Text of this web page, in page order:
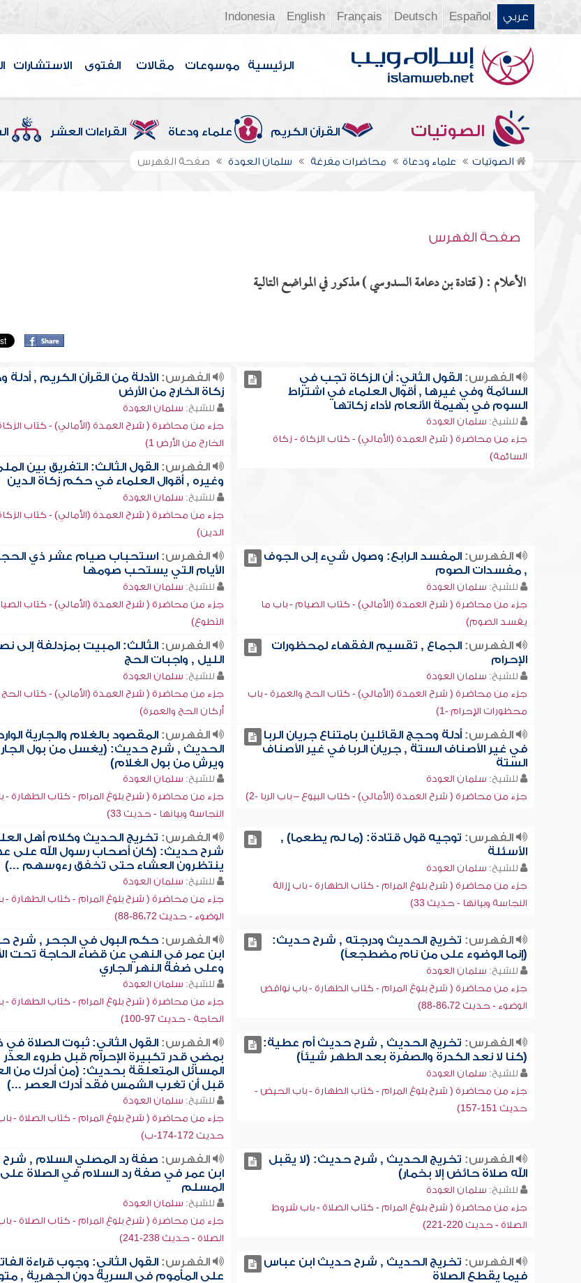
عربي Español
Deutsch
Français
English
Indonesia
الرئيسية موسوعات مقالات الفتوى الاستشارات
الصوتيات القرآن الكريم علماء ودعاة القراءات العشر
الصوتيات علماء ودعاة محاضرات مفرغة سلمان العودة صفحة الفهرس
صفحة الفهرس
الأعلام : ( قتادة بن دعامة السدوسي ) مذكور في المواضع التالية
الفهرس:القول الثاني: أن الزكاة تجب في
السائمة وفي غيرها , أقوال العلماء في اشتراط
السوم في بهيمة الأنعام لأداء زكاتها
للشيخ: سلمان العودة
جزء من محاضرة ( شرح العمدة (الأمالي) - كتاب الزكاة - زكاة
السائمة)
الفهرس: الأدلة من القرآن الكريم ,
زكاة الخارج من الأرض
للشيخ: سلمان العودة
جزء من محاضرة ( شرح العمدة (الأمالي) - كتاب
الخارج من الأرض 1)
الفهرس: القول الثالث: التفريق بين
وغيره , أقوال العلماء في حكم زكاة الدين
للشيخ: سلمان العودة
جزء من محاضرة ( شرح العمدة (الأمالي) - كتاب
الدين)
الفهرس:المفسد الرابع: وصول شيء إلى الجوف
, مفسدات الصوم
للشيخ: سلمان العودة
جزء من محاضرة ( شرح العمدة (الأمالي) - كتاب الصيام - باب ما
يفسد الصوم)
الفهرس: استحباب صيام عشر ذي
الأيام التي يستحب صومها
للشيخ: سلمان العودة
جزء من محاضرة ( شرح العمدة (الأمالي) - كتاب
التطوع)
الفهرس:الجماع , تقسيم الفقهاء لمحظورات
الإحرام
للشيخ: سلمان العودة
جزء من محاضرة ( شرح العمدة (الأمالي) - كتاب الحج والعمرة - باب
محظورات الإحرام -1)
الفهرس: الثالث: المبيت بمزدلفة إلى
الليل , واجبات الحج
للشيخ: سلمان العودة
جزء من محاضرة ( شرح العمدة (الأمالي) - كتاب الحج
أركان الحج والعمرة)
الفهرس:أدلة وحجج القائلين بامتناع جريان الربا
في غير الأصناف الستة , جريان الربا في غير الأصناف
الستة
للشيخ: سلمان العودة
جزء من محاضرة ( شرح العمدة (الأمالي) - كتاب البيوع – باب الربا -2)
الفهرس: المقصود بالغلام والجارية
الحديث , شرح حديث: (يغسل من بول
ويرش من بول الغلام)
للشيخ: سلمان العودة
جزء من محاضرة ( شرح بلوغ المرام - كتاب الطهارة -
النجاسة وبيانها - حديث 33)
الفهرس: توجيه قول قتادة: (ما لم يطعما) ,
الأسئلة
للشيخ: سلمان العودة
جزء من محاضرة ( شرح بلوغ المرام - كتاب الطهارة - باب إزالة
النجاسة وبيانها - حديث 33)
الفهرس: تخريج الحديث وكلام أهل
شرح حديث: (كان أصحاب رسول الله على
ينتظرون العشاء حتى تخفق رءوسهم ...)
للشيخ: سلمان العودة
جزء من محاضرة ( شرح بلوغ المرام - كتاب الطهارة -
الوضوء - حديث 86،72-88)
الفهرس: تخريج الحديث ودرجته , شرح حديث:
(إنما الوضوء على من نام مضطجعاً)
للشيخ: سلمان العودة
جزء من محاضرة ( شرح بلوغ المرام - كتاب الطهارة - باب نواقض
الوضوء - حديث 86،72-88)
الفهرس: حكم البول في الجحر , شرح
ابن عمر في النهي عن قضاء الحاجة تحت
وعلى ضفة النهر الجاري
للشيخ: سلمان العودة
جزء من محاضرة ( شرح بلوغ المرام - كتاب الطهارة -
الحاجة - حديث 97-100)
الفهرس: تخريج الحديث , شرح حديث أم عطية:
(كنا لا نعد الكدرة والصفرة بعد الطهر شيئاً)
للشيخ: سلمان العودة
جزء من محاضرة ( شرح بلوغ المرام - كتاب الطهارة - باب الحيض -
حديث 151-157)
الفهرس: القول الثاني: ثبوت الصلاة في
بمضي قدر تكبيرة الإحرام قبل طروء العذر
المسائل المتعلقة بحديث: (من أدرك من
قبل أن تغرب الشمس فقد أدرك العصر ...)
للشيخ: سلمان العودة
جزء من محاضرة ( شرح بلوغ المرام - كتاب الصلاة -
حديث 172-174-ب)
الفهرس: تخريج الحديث , شرح حديث: (لا يقبل
الله صلاة حائض إلا بخمار)
للشيخ: سلمان العودة
جزء من محاضرة ( شرح بلوغ المرام - كتاب الصلاة - باب شروط
الصلاة - حديث 220-221)
الفهرس: صفة رد المصلي السلام ,
ابن عمر في صفة رد السلام في الصلاة على
المسلم
للشيخ: سلمان العودة
جزء من محاضرة ( شرح بلوغ المرام - كتاب الصلاة -
الصلاة - حديث 238-241)
الفهرس: تخريج الحديث , شرح حديث ابن عباس
فيما يقطع الصلاة
الفهرس: القول الثاني: وجوب قراءة
على المأموم في السرية دون الجهرية ,